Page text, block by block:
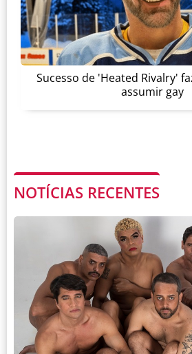
Sucesso de 'Heated Rivalry'
assumir gay
NOTÍCIAS RECENTES